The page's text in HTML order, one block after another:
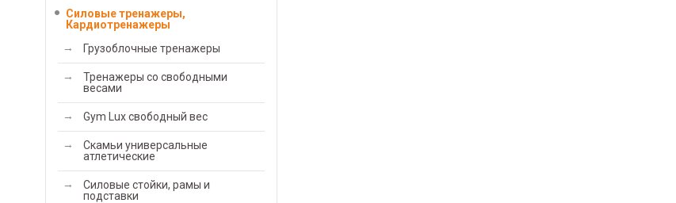
Силовые тренажеры,
Кардиотренажеры
Грузоблочные тренажеры
Тренажеры со свободными
весами
Gym Lux свободный вес
Скамьи универсальные
атлетические
Силовые стойки, рамы и
подставки